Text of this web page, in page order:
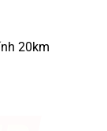
20km